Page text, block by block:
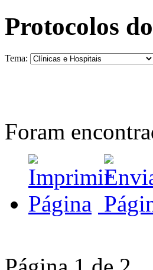
Protocolos
Tema:
Foram